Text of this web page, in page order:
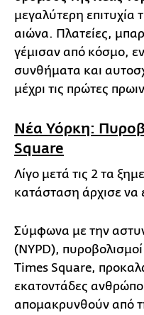
μεγαλύτερη επιτυχία
αιώνα. Πλατείες,
γέμισαν από κόσμο,
συνθήματα και
μέχρι τις πρώτες
Νέα Υόρκη:
Square
Λίγο μετά τις 2 τα
κατάσταση άρχισε να
Σύμφωνα με την
(NYPD),
Times Square,
εκατοντάδες
απομακρυνθούν από